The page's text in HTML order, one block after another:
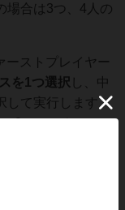
場合は3つ、4人の
ーストプレイヤー
を1つ選択 し、中
して実行します。
2つのアクション
。
ているかを確認し